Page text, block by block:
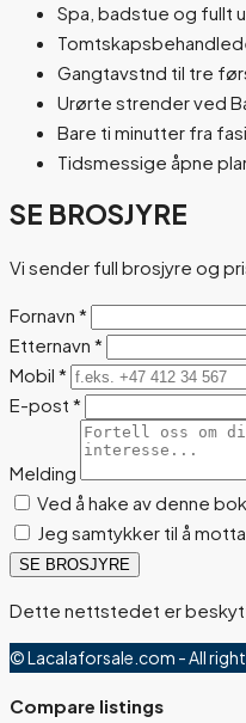
Spa, badstue og fullt
Gangtavstnd til tre
Urørte strender ved
Bare ti minutter fra
Tidsmessige åpne
SE BROSJYRE
Vi sender full brosjyre og
Fornavn *
Etternavn *
Mobil *
E-post *
Melding
Ved å hake av denne
Jeg samtykker til å
SE BROSJYRE
Dette nettstedet er
© Lacalaforsale.com - All
Compare listings